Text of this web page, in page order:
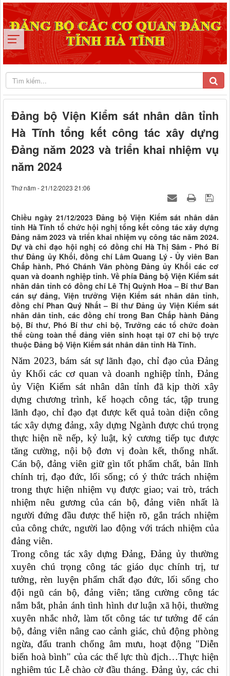
Đảng bộ Viện Kiểm sát nhân dân tỉnh
Hà Tĩnh tổng kết công tác xây dựng
Đảng năm 2023 và triển khai nhiệm vụ
năm 2024
Thứ năm - 21/12/2023 21:06
Chiều ngày 21/12/2023 Đảng bộ Viện Kiểm sát nhân dân
tỉnh Hà Tĩnh tổ chức hội nghị tổng kết công tác xây dựng
Đảng năm 2023 và triển khai nhiệm vụ công tác năm 2024.
Dự và chỉ đạo hội nghị có đồng chí Hà Thị Sâm - Phó Bí
thư Đảng ủy Khối, đồng chí Lâm Quang Lý - Ủy viên Ban
Chấp hành, Phó Chánh Văn phòng Đảng ủy Khối các cơ
quan và doanh nghiệp tỉnh. Về phía Đảng bộ Viện Kiểm sát
nhân dân tỉnh có đồng chí Lê Thị Quỳnh Hoa – Bí thư Ban
cán sự đảng, Viện trưởng Viện Kiểm sát nhân dân tỉnh,
đồng chí Phan Quý Nhất – Bí thư Đảng ủy Viện Kiểm sát
nhân dân tỉnh, các đồng chí trong Ban Chấp hành Đảng
bộ, Bí thư, Phó Bí thư chi bộ, Trưởng các tổ chức đoàn
thể cùng toàn thể đảng viên sinh hoạt tại 07 chi bộ trực
thuộc Đảng bộ Viện Kiểm sát nhân dân tỉnh Hà Tĩnh.
Năm 2023, bám sát sự lãnh đạo, chỉ đạo của Đảng
ủy Khối các cơ quan và doanh nghiệp tỉnh, Đảng
ủy Viện Kiểm sát nhân dân tỉnh đã kịp thời xây
dựng chương trình, kế hoạch công tác, tập trung
lãnh đạo, chỉ đạo đạt được kết quả toàn diện công
tác xây dựng đảng, xây dựng Ngành được chú trọng
thực hiện nề nếp, kỷ luật, kỷ cương tiếp tục được
tăng cường, nội bộ đơn vị đoàn kết, thống nhất.
Cán bộ, đảng viên giữ gìn tốt phẩm chất, bản lĩnh
chính trị, đạo đức, lối sống; có ý thức trách nhiệm
trong thực hiện nhiệm vụ được giao; vai trò, trách
nhiệm nêu gương của cán bộ, đảng viên nhất là
người đứng đầu được thể hiện rõ, gắn trách nhiệm
của công chức, người lao động với trách nhiệm của
đảng viên.
Trong công tác xây dựng Đảng, Đảng ủy thường
xuyên chú trọng công tác giáo dục chính trị, tư
tưởng, rèn luyện phẩm chất đạo đức, lối sống cho
đội ngũ cán bộ, đảng viên; tăng cường công tác
nắm bắt, phản ánh tình hình dư luận xã hội, thường
xuyên nhắc nhở, làm tốt công tác tư tưởng để cán
bộ, đảng viên nâng cao cảnh giác, chủ động phòng
ngừa, đấu tranh chống âm mưu, hoạt động "Diễn
biến hoà bình" của các thế lực thù địch…Thực hiện
nghiêm túc Lễ chào cờ đầu tháng. Đảng ủy, các chi